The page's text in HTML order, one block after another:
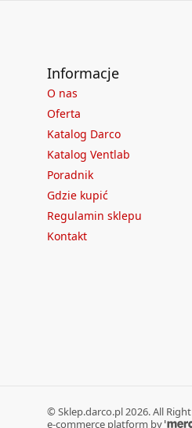
Informacje
O nas
Oferta
Katalog Darco
Katalog Ventlab
Poradnik
Gdzie kupić
Regulamin sklepu
Kontakt
© Sklep.darco.pl 2026. All
e-commerce platform by